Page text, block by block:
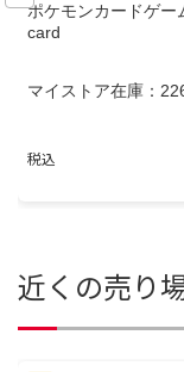
ポケモンカードゲー
card
マイストア在庫：
税込
近くの売り